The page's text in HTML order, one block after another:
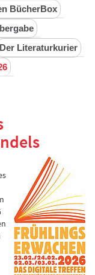
BücherBox
Der Literaturkurier